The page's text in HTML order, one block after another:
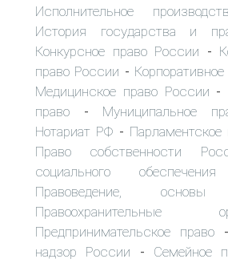
Исполнительное
История государства и
Конкурсное право России -
право России -
Медицинское право России -
право - Муниципальное
Нотариат РФ -
Право собственности
социального
Правоведение, основы
Правоохранительные
Предпринимательское право
надзор России - Семейное